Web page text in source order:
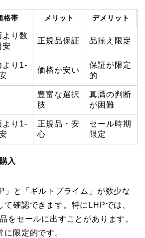
格帯 メリット デメリット
より数
安
正規品保証 品揃え限定
より1-
価格が安い
保証が限定
的
豊富な選択
肢
真贋の判断
が困難
より1-
正規品・安
心
セール時期
限定
入
」と「ギルトプライム」が数少な
て確認できます。特にLHPでは、
をセールに出すことがあります。
限定的です。